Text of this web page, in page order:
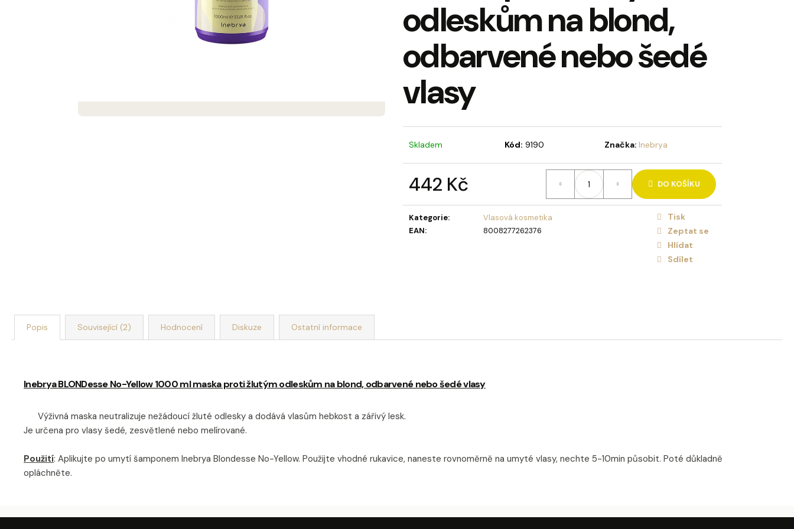
odleskům na blond,
odbarvené nebo šedé
vlasy
Skladem Kód: 9190 Značka: Inebrya
442 Kč DO KOŠÍKU
Kategorie:
Vlasová kosmetika
EAN: 8008277262376
Tisk
Zeptat se
Hlídat
Sdílet
Popis Související (2) Hodnocení Diskuze Ostatní informace
Inebrya BLONDesse No-Yellow1000 ml maska proti žlutým odleskům na blond, odbarvené nebo šedé vlasy
Výživná maska neutralizuje nežádoucí žluté odlesky a dodává vlasům hebkost a zářivý lesk.
Je určena pro vlasy šedé, zesvětlené nebo melírované.
Použití: Aplikujte po umytí šamponem Inebrya Blondesse No-Yellow. Použijte vhodné rukavice, naneste rovnoměrně na umyté vlasy, nechte 5-10min působit. Poté důkladně
opláchněte.
DEKORACE MÝDLOVÁ KYTICE ROMANCE
MÝDLOVÁ KYTICE LAURA
859 Kč
OLIVIA GARDEN HOLIDAY BRUSH ICED
BERRY KARTÁČ NA VLASY
95 Kč